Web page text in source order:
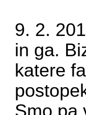
9. 2.
in ga.
katere
Smo pa